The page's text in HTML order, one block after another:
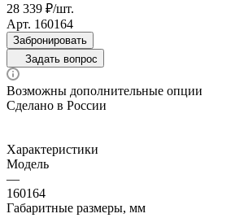
28 339 ₽/шт.
Арт. 160164
Забронировать
Задать вопрос
Возможны дополнительные опции
Сделано в России
Характеристики
Модель
—
160164
Габаритные размеры, мм